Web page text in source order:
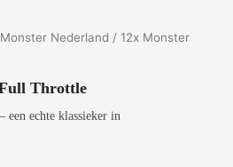
Monster Nederland / 12x Monster
Throttle
echte klassieker in